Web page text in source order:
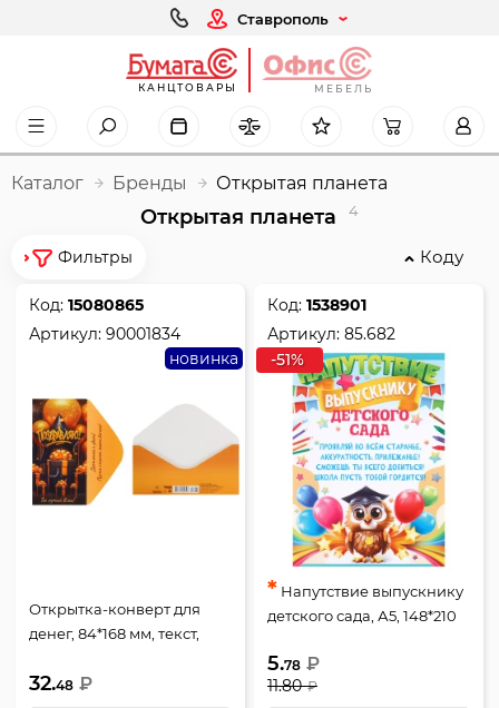
Ставрополь
КАНЦТОВАРЫ МЕБЕЛЬ
Каталог Бренды Открытая планета
Открытая планета 4
Фильтры Коду
Код:15080865
Артикул:90001834
новинка
Открытка-конверт для
денег, 84*168 мм, текст,
планета, 90001834
32.48 ₽
Код:1538901
Артикул:85.682
-51%
* Напутствие выпускнику
детского сада, А5, 148*210
85.682
5.78 ₽
11.80 ₽